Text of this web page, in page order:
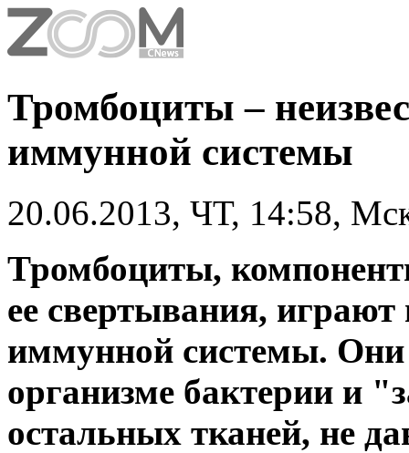
Тромбоциты –
иммунной системы
20.06.2013, ЧТ, 14:58,
Тромбоциты,
ее свертывания,
иммунной системы.
организме бактерии и
остальных тканей, не